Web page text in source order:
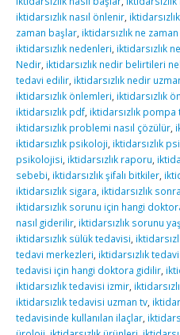
iktidarsızlık nasıl önlenir,
zaman başlar, iktidarsızlık ne
iktidarsızlık nedenleri, iktidarsızlık
Nedir, iktidarsızlık nedir belirtileri
tedavi edilir, iktidarsızlık nedir
iktidarsızlık önlemleri, iktidarsızlık
iktidarsızlık pdf, iktidarsızlık pompa
iktidarsızlık problemi nasıl çözülür,
iktidarsızlık psikoloji, iktidarsızlık
psikolojisi, iktidarsızlık raporu,
sebebi, iktidarsızlık şifalı bitkiler,
iktidarsızlık sigara, iktidarsızlık
iktidarsızlık sorunu için hangi
nasıl giderilir, iktidarsızlık sorunu
iktidarsızlık sülük tedavisi,
tedavi merkezleri, iktidarsızlık
tedavisi için hangi doktora gidilir,
iktidarsızlık tedavisi izmir,
iktidarsızlık tedavisi uzman tv,
tedavisinde kullanılan ilaçlar,